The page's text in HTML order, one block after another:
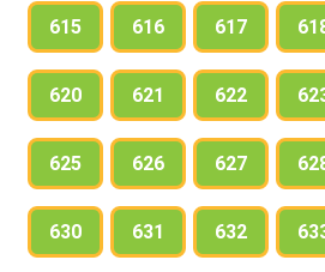
615 616 617
620 621 622
625 626 627
630 631 632